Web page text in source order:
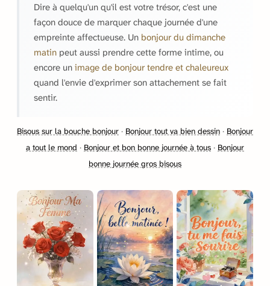
Dire à quelqu'un qu'il est votre trésor, c'est une
façon douce de marquer chaque journée d'une
empreinte affectueuse. Un bonjour du dimanche
matin peut aussi prendre cette forme intime, ou
encore un image de bonjour tendre et chaleureux
quand l'envie d'exprimer son attachement se fait
sentir.
Bisous sur la bouche bonjour · Bonjour tout va bien dessin · Bonjour
a tout le mond · Bonjour et bon bonne journée à tous · Bonjour
bonne journée gros bisous